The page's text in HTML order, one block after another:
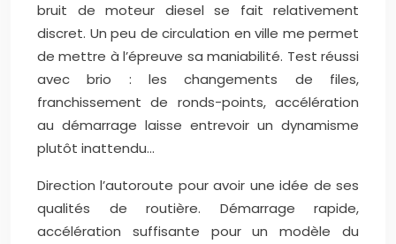
bruit de moteur diesel se fait relativement
discret. Un peu de circulation en ville me permet
de mettre à l’épreuve sa maniabilité. Test réussi
avec brio : les changements de files,
franchissement de ronds-points, accélération
au démarrage laisse entrevoir un dynamisme
plutôt inattendu…
Direction l’autoroute pour avoir une idée de ses
qualités de routière. Démarrage rapide,
accélération suffisante pour un modèle du